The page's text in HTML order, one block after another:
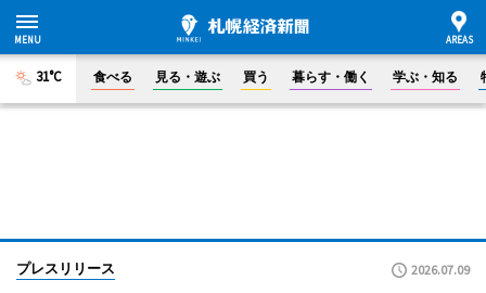
31°C 食べる 見る・遊ぶ 買う 暮らす・働く 学ぶ・知る
プレスリリース 2026.07.09